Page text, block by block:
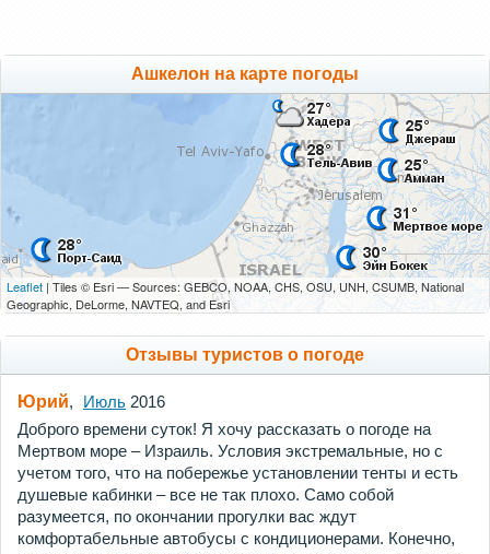
Ашкелон на карте погоды
Leaflet | Tiles © Esri — Sources: GEBCO, NOAA, CHS, OSU, UNH, CSUMB, National
Geographic, DeLorme, NAVTEQ, and Esri
Отзывы туристов о погоде
Юрий, Июль 2016
Доброго времени суток! Я хочу рассказать о погоде на
Мертвом море – Израиль. Условия экстремальные, но с
учетом того, что на побережье установлении тенты и есть
душевые кабинки – все не так плохо. Само собой
разумеется, по окончании прогулки вас ждут
комфортабельные автобусы с кондиционерами. Конечно,